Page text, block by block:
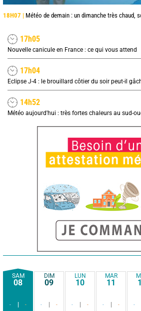
18H07 | Météo de demain : un dimanche très chaud, sous
17h05
Nouvelle canicule en France : ce qui vous attend
17h04
14h52
SAM
08
- -
DIM
09
- -
LUN
10
- -
MAR
11
- - -